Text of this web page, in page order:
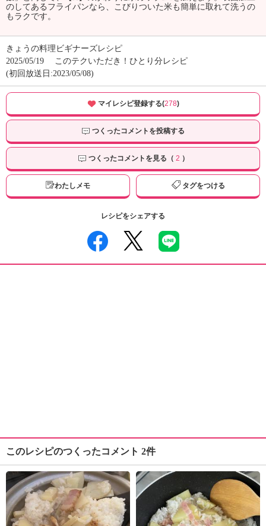
のしてあるフライパンなら、こびりついた米も簡単に取れて洗うの
もラクです。
きょうの料理ビギナーズレシピ
2025/05/19
このテクいただき！ひとり分レシピ
(初回放送日:2023/05/08)
マイレシピ登録する(278)
つくったコメントを投稿する
つくったコメントを見る（ 2 ）
わたしメモ タグをつける
レシピをシェアする
このレシピのつくったコメント 2件